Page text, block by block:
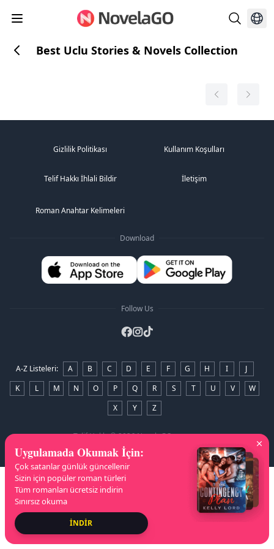
Best Uclu Stories & Novels Collection
Gizlilik Politikası Kullanım Koşulları
Telif Hakkı İhlali Bildir İletişim
Roman Anahtar Kelimeleri
Download
Follow Us
A-Z Listeleri: A B C D E F G H I
J
K
L M N O P Q R S T U V
W
X
Y Z
Telif Hakkı© 2026 NovelaGO
Uygulamada Okumak İçin:
Çok satanlar günlük güncellenir
Sizin için popüler roman türleri
Tüm romanları ücretsiz indirin
Sınırsız okuma
İNDİR